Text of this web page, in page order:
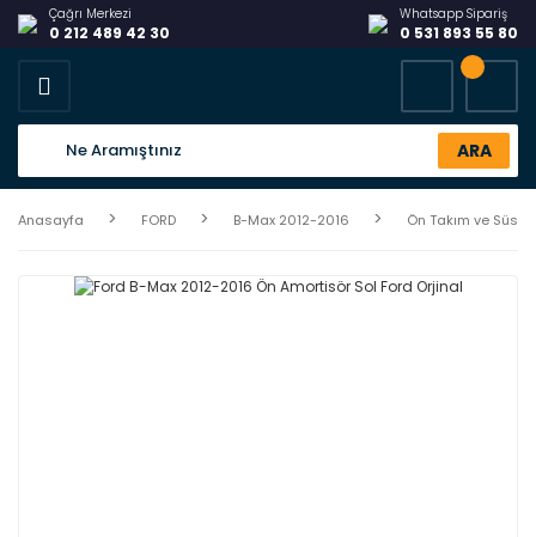
Çağrı Merkezi
0 212 489 42 30
Whatsapp Sipariş
0 531 893 55 80
ARA
Anasayfa FORD B-Max 2012-2016 Ön Takım ve